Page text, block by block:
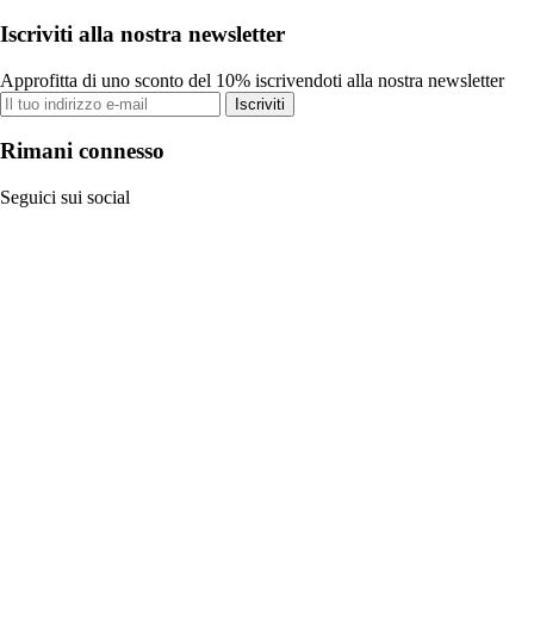
Iscriviti alla nostra newsletter
Approfitta di uno sconto del 10% iscrivendoti alla nostra newsletter
Iscriviti
Rimani connesso
Seguici sui social